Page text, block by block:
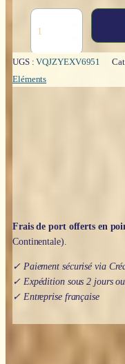
de
magie
UGS :VQJZYEXV6951
Eléments
Frais de port offerts en
Continentale).
✓ Paiement sécurisé via
✓ Expédition sous 2 jours
✓ Entreprise française